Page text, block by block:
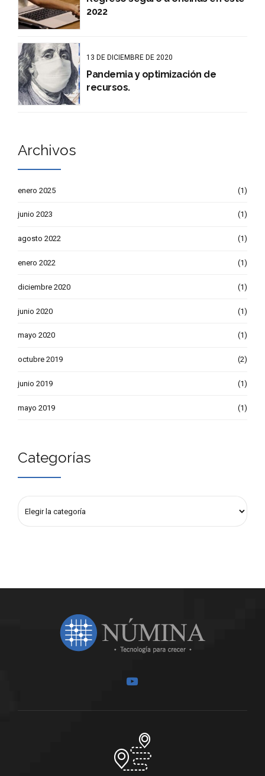
2022
13 DE DICIEMBRE DE 2020
Pandemia y optimización de
recursos.
Archivos
enero 2025 (1)
junio 2023 (1)
agosto 2022 (1)
enero 2022 (1)
diciembre 2020 (1)
junio 2020 (1)
mayo 2020 (1)
octubre 2019 (2)
junio 2019 (1)
mayo 2019 (1)
Categorías